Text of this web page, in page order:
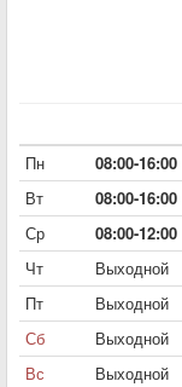
Пн
08:00-16:00
Вт
08:00-16:00
Ср
08:00-12:00
Чт
Выходной
Пт
Выходной
Сб
Выходной
Вс
Выходной